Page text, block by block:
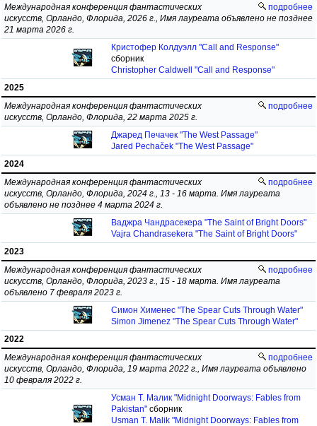
подробнее
Международная конференция фантастических
искусств, Орландо, Флорида, 2026 г., Имя лауреата объявлено не позднее
21 марта 2026 г.
Кристофер Колдуэлл "Call and Response"
сборник
Christopher Caldwell "Call and Response"
2025
подробнее
Международная конференция фантастических
искусств, Орландо, Флорида, 22 марта 2025 г.
Джаред Печачек "The West Passage"
Jared Pechaček "The West Passage"
2024
подробнее
Международная конференция фантастических
искусств, Орландо, Флорида, 2024 г., 13 - 16 марта. Имя лауреата
объявлено не позднее 4 марта 2024 г.
Ваджра Чандрасекера "The Saint of Bright Doors"
Vajra Chandrasekera "The Saint of Bright Doors"
2023
подробнее
Международная конференция фантастических
искусств, Орландо, Флорида, 2023 г., 15 - 18 марта. Имя лауреата
объявлено 7 февраля 2023 г.
Симон Хименес "The Spear Cuts Through Water"
Simon Jimenez "The Spear Cuts Through Water"
2022
подробнее
Международная конференция фантастических
искусств, Орландо, Флорида, 19 марта 2022 г., Имя лауреата объявлено
10 февраля 2022 г.
Усман Т. Малик "Midnight Doorways: Fables from
Pakistan" сборник
Usman T. Malik "Midnight Doorways: Fables from